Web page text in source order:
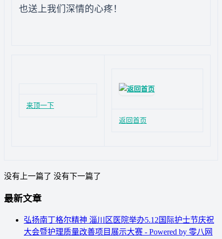
也送上我们深情的心疼！
来顶一下
返回首页
没有上一篇了 没有下一篇了
最新文章
弘扬南丁格尔精神 淄川区医院举办5.12国际护士节庆祝
大会暨护理质量改善项目展示大赛 - Powered by 零八网